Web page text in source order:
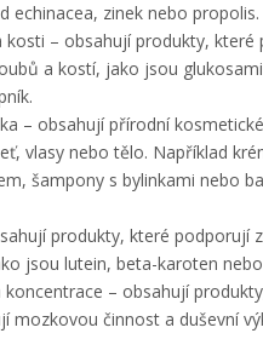
echinacea, zinek nebo propolis.
kosti – obsahují produkty, které
a kostí, jako jsou
– obsahují přírodní
vlasy nebo tělo. Například
šampony s bylinkami nebo
produkty, které podporují
jsou lutein, beta-karoten
koncentrace – obsahují
mozkovou činnost a duševní